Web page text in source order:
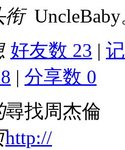
衔
好友数 23 |
| 分享数 0
尋找周杰倫
http://